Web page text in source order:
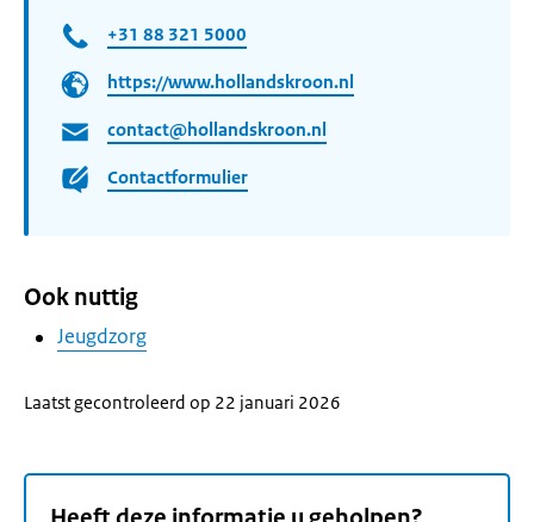
+31 88 321 5000
https://www.hollandskroon.nl
contact@hollandskroon.nl
Contactformulier
Ook nuttig
Jeugdzorg
Laatst gecontroleerd op 22 januari 2026